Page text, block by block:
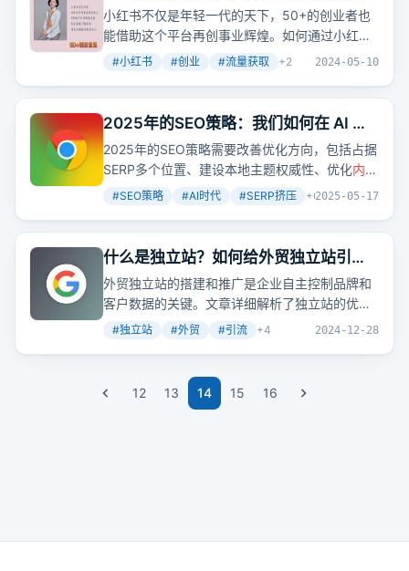
业辉煌
小红书不仅是年轻一代的天下，50+的创业者也
能借助这个平台再创事业辉煌。如何通过小红书
获取流量，打造个人IP，实现商业变现？这里有
#小红书 #创业 #流量获取 +2 2024-05-10
2025年的SEO策略：我们如何在 AI 时
代脱颖而出？
2025年的SEO策略需要改善优化方向，包括占据
SERP多个位置、建设本地主题权威性、优化内容
流程、搭建反向链接、打造引导型内容和自动化
重要，需要我们不断学习和实践。
#SEO策略 #AI时代 #SERP挤压 +62025-05-17
什么是独立站？如何给外贸独立站引流
推广？
外贸独立站的搭建和推广是企业自主控制品牌和
客户数据的关键。文章详细解析了独立站的优
势、搭建方式及成本，以及多渠道推广策略，旨
#独立站 #外贸 #引流 +4 2024-12-28
12 13 14 15 16